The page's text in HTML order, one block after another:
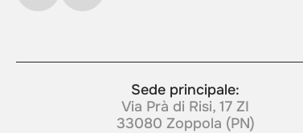
Sede principale:
Via Prà di Risi, 17 ZI
33080 Zoppola (PN)